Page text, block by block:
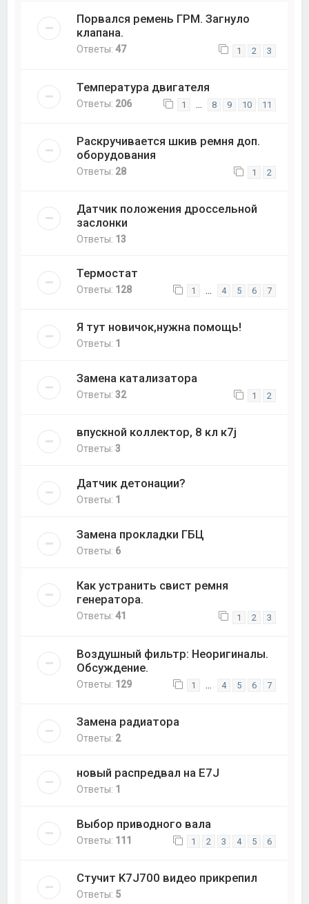
Порвался ремень ГРМ. Загнуло
клапана.
Ответы:47 1 2 3
Температура двигателя
Ответы: 206 1 8 9 10 11
Раскручивается шкив ремня доп.
оборудования
Ответы: 28 1 2
Датчик положения дроссельной
заслонки
Ответы: 13
Термостат
Ответы: 128 1 … 4 5 6 7
Я тут новичок,нужна помощь!
Ответы: 1
Замена катализатора
Ответы:32 1 2
впускной коллектор, 8 кл к7j
Ответы:3
Датчик детонации?
Ответы: 1
Замена прокладки ГБЦ
Ответы: 6
Как устранить свист ремня
генератора.
Ответы:41 1 2 3
Воздушный фильтр: Неоригиналы.
Обсуждение.
Ответы: 129 1 4 5 6 7
Замена радиатора
Ответы: 2
новый распредвал на E7J
Ответы: 1
Выбор приводного вала
Ответы: 111 1 2 3 4 5 6
Стучит K7J700 видео прикрепил
Ответы: 5